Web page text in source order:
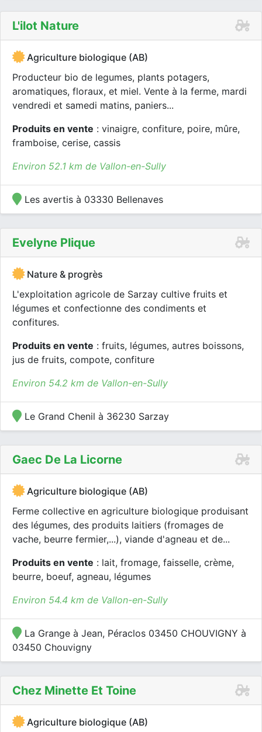
L'ilot Nature
Agriculture biologique (AB)
Producteur bio de legumes, plants potagers,
aromatiques, floraux, et miel. Vente à la ferme, mardi
vendredi et samedi matins, paniers...
Produits en vente : vinaigre, confiture, poire, mûre,
framboise, cerise, cassis
Environ 52.1 km de Vallon-en-Sully
Les avertis à 03330 Bellenaves
Evelyne Plique
Nature & progrès
L'exploitation agricole de Sarzay cultive fruits et
légumes et confectionne des condiments et
confitures.
Produits en vente : fruits, légumes, autres boissons,
jus de fruits, compote, confiture
Environ 54.2 km de Vallon-en-Sully
Le Grand Chenil à 36230 Sarzay
Gaec De La Licorne
Agriculture biologique (AB)
Ferme collective en agriculture biologique produisant
des légumes, des produits laitiers (fromages de
vache, beurre fermier,...), viande d'agneau et de...
Produits en vente : lait, fromage, faisselle, crème,
beurre, boeuf, agneau, légumes
Environ 54.4 km de Vallon-en-Sully
La Grange à Jean, Péraclos 03450 CHOUVIGNY à
03450 Chouvigny
Chez Minette Et Toine
Agriculture biologique (AB)